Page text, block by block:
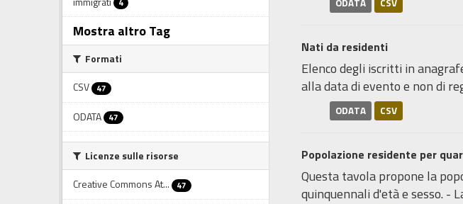
Mostra altro Tag
Formati
CSV 47
ODATA 47
Licenze sulle risorse
Creative Commons At...
47
ODATA CSV
Nati da residenti
Elenco degli iscritti in
alla data di evento e non di
ODATA CSV
Popolazione residente per
Questa tavola propone la
quinquennali d'età e sesso. -